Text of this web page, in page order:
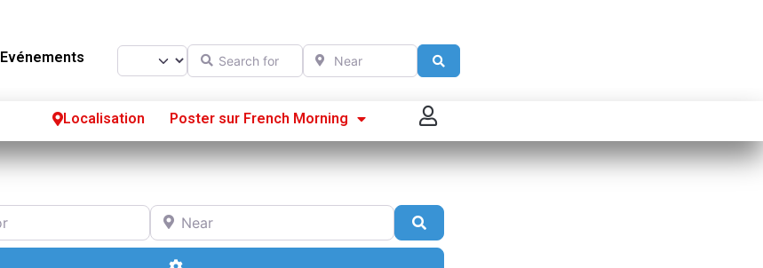
Evénements Select search type
Search for Near
Localisation Poster sur French Morning
Se connecter
Poster sur French Morning
Near
Search